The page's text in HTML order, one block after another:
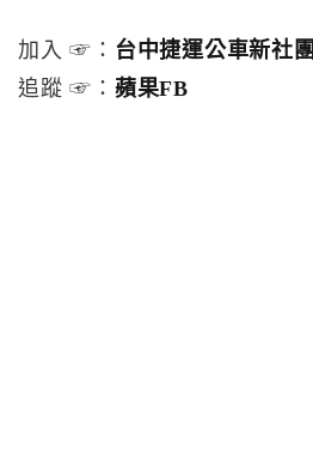
加入 ☞： 台中捷運公車新社團
追蹤 ☞： 蘋果FB